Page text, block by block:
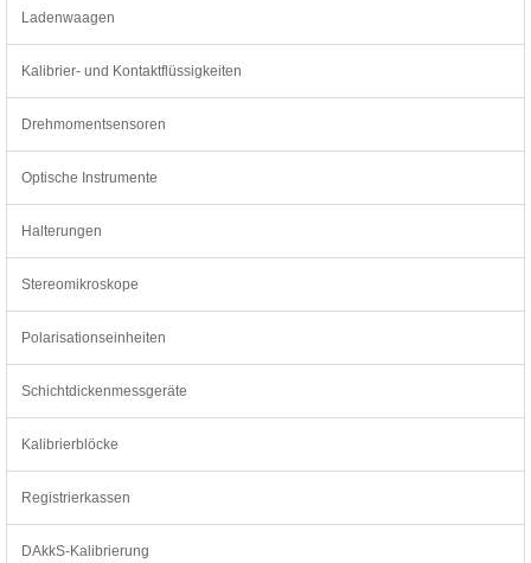
Ladenwaagen
Kalibrier- und Kontaktflüssigkeiten
Drehmomentsensoren
Optische Instrumente
Halterungen
Stereomikroskope
Polarisationseinheiten
Schichtdickenmessgeräte
Kalibrierblöcke
Registrierkassen
DAkkS-Kalibrierung